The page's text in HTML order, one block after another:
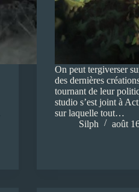
On peut tergiverser
des dernières
tournant de leur
studio s’est joint à
sur laquelle tout…
Silph
août